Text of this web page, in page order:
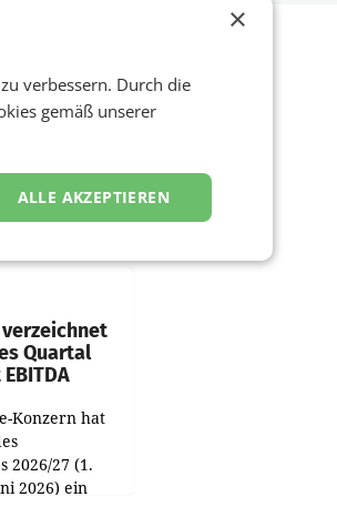
den SN
Am Dienstag
über die
die
Quartal
Konzern hat
2026/27 (1.
2026) ein
×
verbessern. Durch die
gemäß unserer
ALLE AKZEPTIEREN